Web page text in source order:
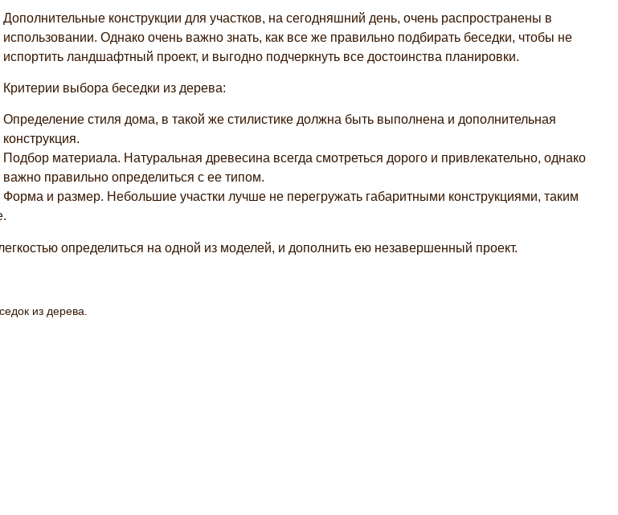
Дополнительные конструкции для участков, на сегодняшний день, очень распространены в
использовании. Однако очень важно знать, как все же правильно подбирать беседки, чтобы не
испортить ландшафтный проект, и выгодно подчеркнуть все достоинства планировки.
Критерии выбора беседки из дерева:
Определение стиля дома, в такой же стилистике должна быть выполнена и дополнительная
конструкция.
Подбор материала. Натуральная древесина всегда смотреться дорого и привлекательно, однако
важно правильно определиться с ее типом.
Форма и размер. Небольшие участки лучше не перегружать габаритными конструкциями, таким
определиться на одной из моделей, и дополнить ею незавершенный проект.
из дерева.